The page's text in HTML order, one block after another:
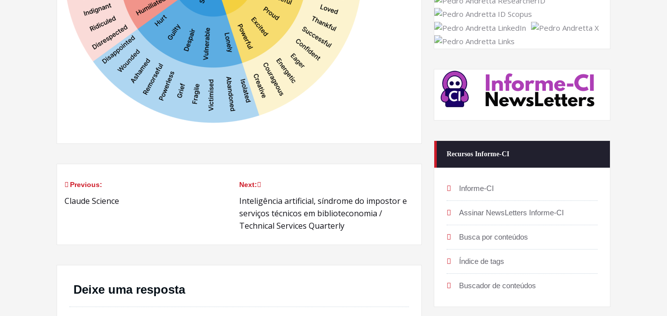
Navegação
Previous:
Claude Science
Next:
Inteligência artificial, síndrome do impostor e
serviços técnicos em biblioteconomia /
Technical Services Quarterly
Deixe uma resposta
Recursos Informe-CI
Informe-CI
Assinar NewsLetters Informe-CI
Busca por conteúdos
Índice de tags
Buscador de conteúdos